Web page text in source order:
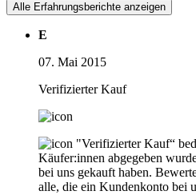
Alle Erfahrungsberichte anzeigen
E
07. Mai 2015
Verifizierter Kauf
"Verifizierter Kauf“
Käufer:innen abgegeben
bei uns gekauft haben.
alle, die ein Kundenkonto bei